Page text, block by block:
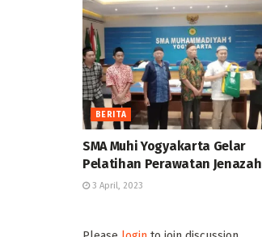
BERITA
SMA Muhi Yogyakarta Gelar
Pelatihan Perawatan Jenazah
3 April, 2023